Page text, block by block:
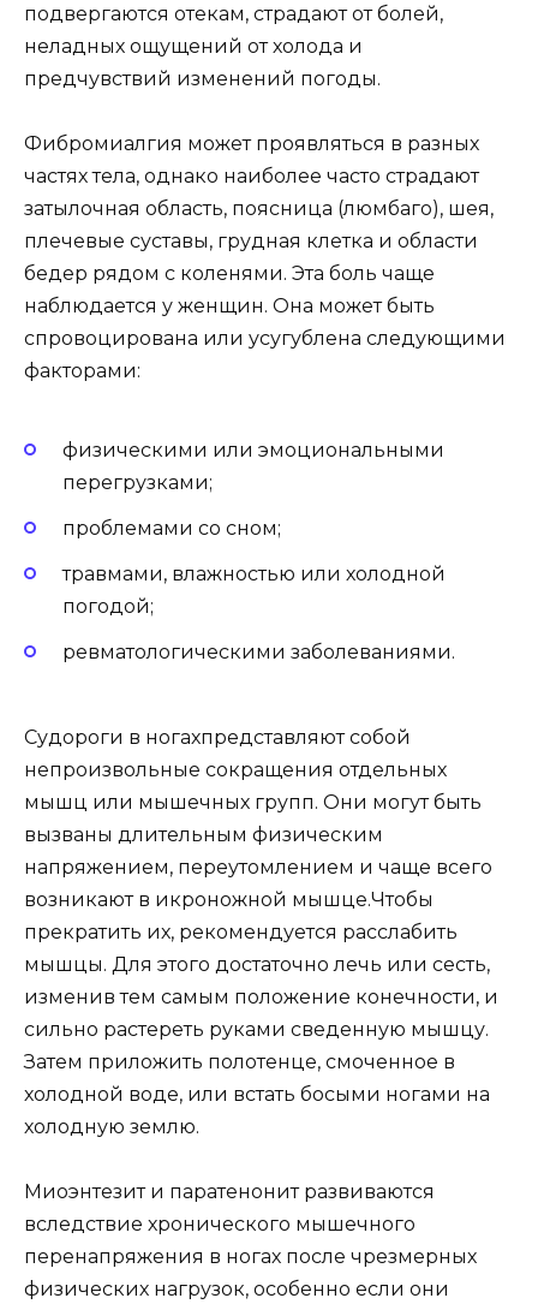
подвергаются отекам, страдают от болей,
неладных ощущений от холода и
предчувствий изменений погоды.
Фибромиалгия может проявляться в разных
частях тела, однако наиболее часто страдают
затылочная область, поясница (люмбаго), шея,
плечевые суставы, грудная клетка и области
бедер рядом с коленями. Эта боль чаще
наблюдается у женщин. Она может быть
спровоцирована или усугублена следующими
факторами:
физическими или эмоциональными
перегрузками;
проблемами со сном;
травмами, влажностью или холодной
погодой;
ревматологическими заболеваниями.
Судороги в ногахпредставляют собой
непроизвольные сокращения отдельных
мышц или мышечных групп. Они могут быть
вызваны длительным физическим
напряжением, переутомлением и чаще всего
возникают в икроножной мышце.Чтобы
прекратить их, рекомендуется расслабить
мышцы. Для этого достаточно лечь или сесть,
изменив тем самым положение конечности, и
сильно растереть руками сведенную мышцу.
Затем приложить полотенце, смоченное в
холодной воде, или встать босыми ногами на
холодную землю.
Миоэнтезит и паратенонит развиваются
вследствие хронического мышечного
перенапряжения в ногах после чрезмерных
физических нагрузок, особенно если они